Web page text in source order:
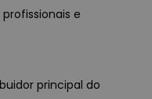
e
principal do